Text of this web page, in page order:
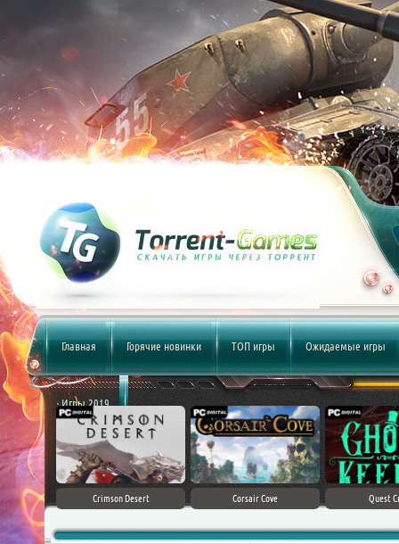
Главная Горячие новинки ТОП игры Ожидаемые игры
Игры 2019
5 Crimson Desert Corsair Cove Quest